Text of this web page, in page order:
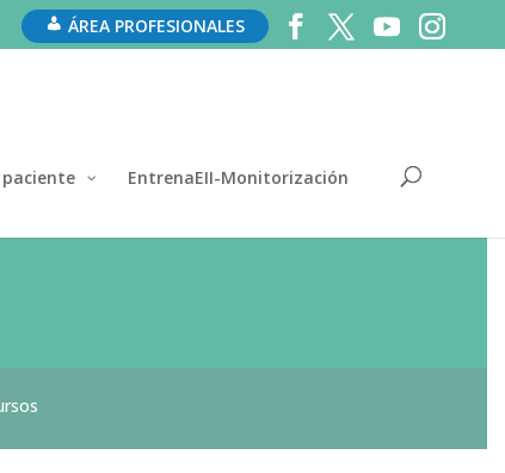
ÁREA PROFESIONALES
EntrenaEII-Monitorización